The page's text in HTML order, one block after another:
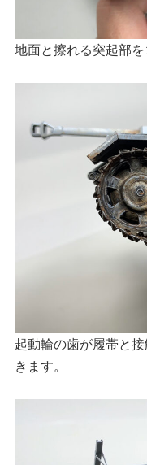
地面と擦れる突起部を
起動輪の歯が履帯と
きます。